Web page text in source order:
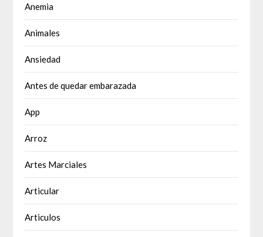
Anemia
Animales
Ansiedad
Antes de quedar embarazada
App
Arroz
Artes Marciales
Articular
Articulos